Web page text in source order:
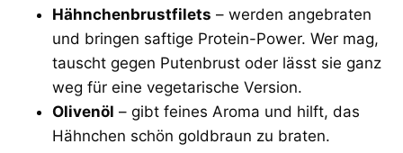
Hähnchenbrustfilets – werden angebraten
und bringen saftige Protein-Power. Wer mag,
tauscht gegen Putenbrust oder lässt sie ganz
weg für eine vegetarische Version.
Olivenöl – gibt feines Aroma und hilft, das
Hähnchen schön goldbraun zu braten.